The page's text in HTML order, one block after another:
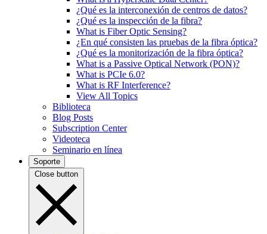
¿Qué es la interconexión de centros de datos?
¿Qué es la inspección de la fibra?
What is Fiber Optic Sensing?
¿En qué consisten las pruebas de la fibra óptica?
¿Qué es la monitorización de la fibra óptica?
What is a Passive Optical Network (PON)?
What is PCIe 6.0?
What is RF Interference?
View All Topics
Biblioteca
Blog Posts
Subscription Center
Videoteca
Seminario en línea
Soporte
Close button